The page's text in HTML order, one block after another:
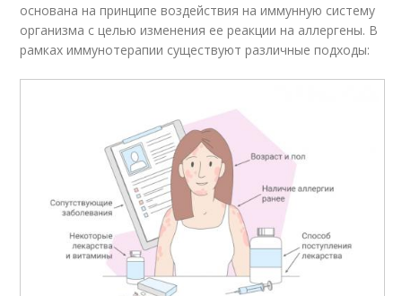
основана на принципе воздействия на иммунную систему
организма с целью изменения ее реакции на аллергены. В
рамках иммунотерапии существуют различные подходы: